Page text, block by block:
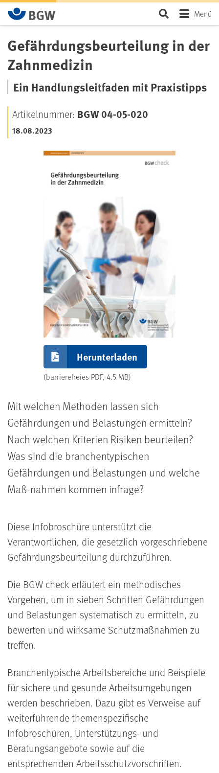
Zum Hauptinhalt springen SeiteMenü
Gefährdungsbeurteilung in der
Zahnmedizin
Ein Handlungsleitfaden mit Praxistipps
Artikelnummer: BGW 04-05-020
18.08.2023
Herunterladen
(barrierefreies PDF, 4.5 MB)
Mit welchen Methoden lassen sich
Gefährdungen und Belastungen ermitteln?
Nach welchen Kriterien Risiken beurteilen?
Was sind die branchentypischen
Gefährdungen und Belastungen und welche
Maß-nahmen kommen infrage?
Diese Infobroschüre unterstützt die
Verantwortlichen, die gesetzlich vorgeschriebene
Gefährdungsbeurteilung durchzuführen.
Die BGW check erläutert ein methodisches
Vorgehen, um in sieben Schritten Gefährdungen
und Belastungen systematisch zu ermitteln, zu
bewerten und wirksame Schutzmaßnahmen zu
treffen.
Branchentypische Arbeitsbereiche und Beispiele
für sichere und gesunde Arbeitsumgebungen
werden beschrieben. Dazu gibt es Verweise auf
weiterführende themenspezifische
Infobroschüren, Unterstützungs- und
Beratungsangebote sowie auf die
entsprechenden Arbeitsschutzvorschriften.